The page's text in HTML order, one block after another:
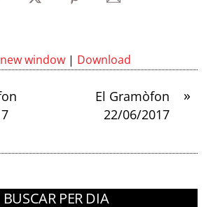
window | Download
»
El Gramòfon
22/06/2017
BUSCAR PER DIA